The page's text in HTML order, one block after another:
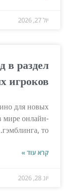
יול 27, 2026
в раздел
игроков
для новых
мире онлайн-
гэмблинга, то...
קרא עוד »
יונ 28, 2026